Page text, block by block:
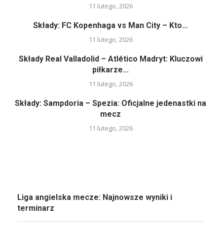
11 lutego, 2026
Składy: FC Kopenhaga vs Man City – Kto...
11 lutego, 2026
Składy Real Valladolid – Atlético Madryt: Kluczowi
piłkarze...
11 lutego, 2026
Składy: Sampdoria – Spezia: Oficjalne jedenastki na
mecz
11 lutego, 2026
Liga angielska mecze: Najnowsze wyniki i
terminarz